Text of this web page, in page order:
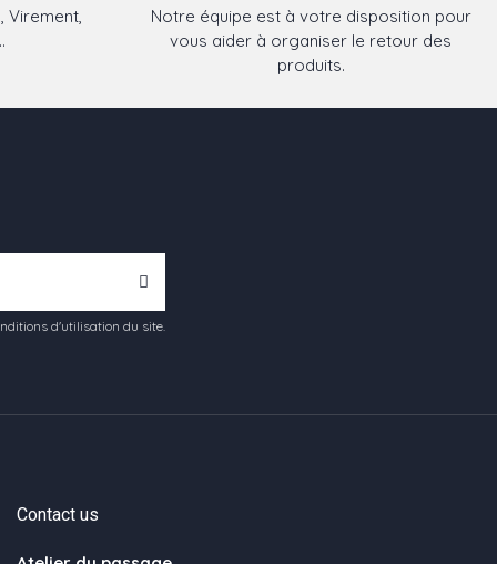
Virement,
Notre équipe est à votre disposition pour
vous aider à organiser le retour des
produits.
d'utilisation du site.
Contact us